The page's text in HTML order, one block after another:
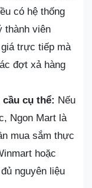
có hệ thống
thành viên
trực tiếp mà
đợt xả hàng
cụ thể: Nếu
Ngon Mart là
mua sắm thực
hoặc
nguyên liệu